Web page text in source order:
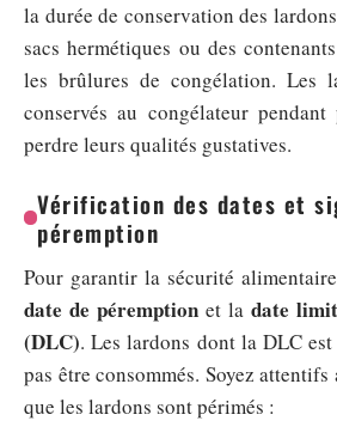
la durée de conservation des
sacs hermétiques ou des
les brûlures de congélation. Les
conservés au congélateur
perdre leurs qualités gustatives.
Vérification des dates et
péremption
Pour garantir la sécurité
date de péremption et la date
(DLC). Les lardons dont la DLC
pas être consommés. Soyez
que les lardons sont périmés :